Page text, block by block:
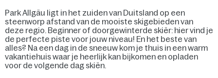
Park Allgäu ligt in het zuiden van Duitsland op een
steenworp afstand van de mooiste skigebieden van
deze regio. Beginner of doorgewinterde skiër: hier vind je
de perfecte piste voor jouw niveau! En het beste van
alles? Na een dag in de sneeuw kom je thuis in een warm
vakantiehuis waar je heerlijk kan bijkomen en opladen
voor de volgende dag skiën.